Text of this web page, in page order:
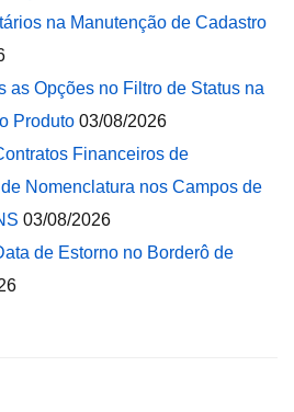
na Manutenção de Cadastro
as Opções no Filtro de Status na
Produto 03/08/2026
Financeiros de
Nomenclatura nos Campos de
03/08/2026
de Estorno no Borderô de